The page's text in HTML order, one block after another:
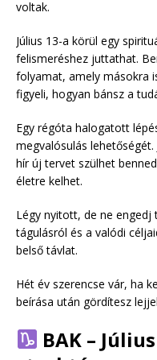
voltak.
Július 13-a körül egy
felismeréshez juttathat.
folyamat, amely másokra
figyeli, hogyan bánsz a
Egy régóta halogatott
megvalósulás
hír új tervet szülhet
életre kelhet.
Légy nyitott, de ne engedj
tágulásról és a valódi
belső távlat.
Hét év szerencse vár, ha
beírása után gördítesz
BAK –